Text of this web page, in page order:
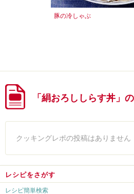
豚の冷しゃぶ
「絹おろししらす丼」
クッキングレポの投稿はありません
レシピをさがす
レシピ簡単検索